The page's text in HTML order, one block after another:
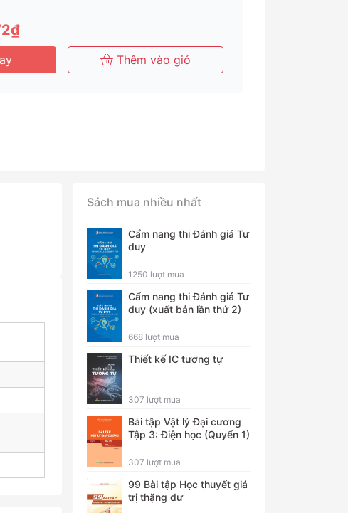
6 Tháng
3 Năm
Thêm vào giỏ
Sách mua nhiều nhất
Cẩm nang thi Đánh giá Tư
duy
1250 lượt mua
Cẩm nang thi Đánh giá Tư
duy (xuất bản lần thứ 2)
668 lượt mua
Thiết kế IC tương tự
307 lượt mua
Bài tập Vật lý Đại cương
Tập 3: Điện học (Quyển 1)
307 lượt mua
99 Bài tập Học thuyết giá
trị thặng dư